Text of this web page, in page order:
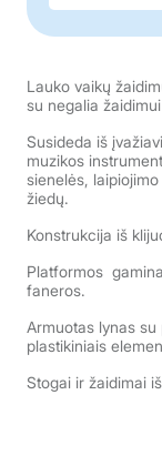
Lauko vaikų
su negalia
Susideda iš
muzikos
sienelės,
žiedų.
Konstrukcija iš
Platformos
faneros.
Armuotas lynas
plastikiniais
Stogai ir žaidimai